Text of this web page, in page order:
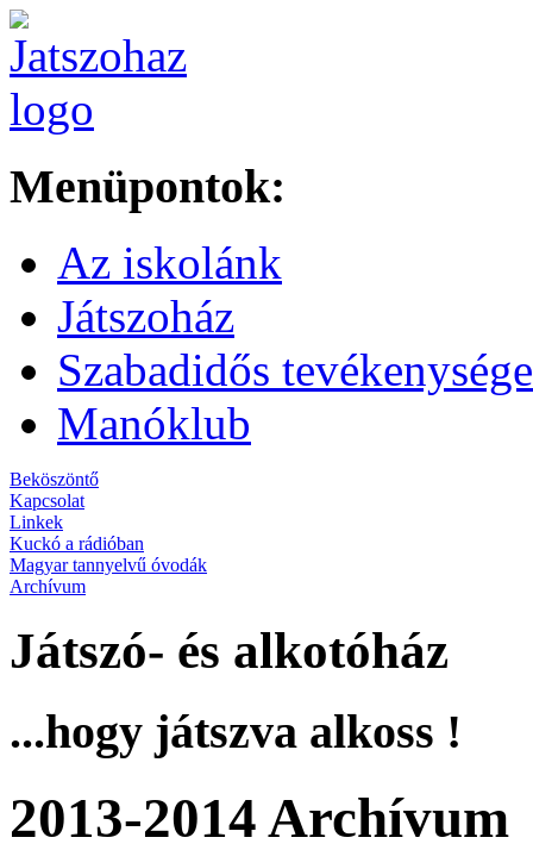
Menüpontok:
Az iskolánk
Játszoház
Szabadidős
Manóklub
Beköszöntő
Kapcsolat
Linkek
Kuckó a rádióban
Magyar tannyelvű óvodák
Archívum
Játszó- és alkotóház
...hogy játszva alkoss !
2013-2014 Archívum